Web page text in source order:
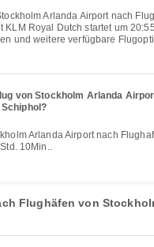
KLM Royal Dutch startet um
und weitere verfügbare
von Stockholm Arlanda
10Min..
Flughäfen von